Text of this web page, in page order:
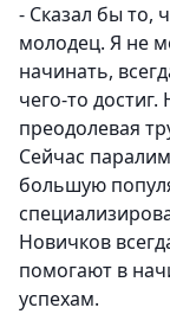
- Сказал бы то,
молодец. Я не
начинать,
чего-то
преодолевая
Сейчас
большую
Новичков
помогают в
успехам.